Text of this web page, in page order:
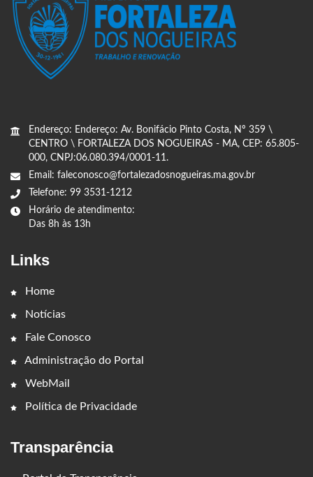
Endereço: Endereço: Av. Bonifácio Pinto Costa, Nº 359 \
CENTRO \ FORTALEZA DOS NOGUEIRAS - MA, CEP: 65.805-
000, CNPJ:06.080.394/0001-11.
Email: faleconosco@fortalezadosnogueiras.ma.gov.br
Telefone: 99 3531-1212
Horário de atendimento:
Das 8h às 13h
Links
Home
Notícias
Fale Conosco
Administração do Portal
WebMail
Política de Privacidade
Transparência